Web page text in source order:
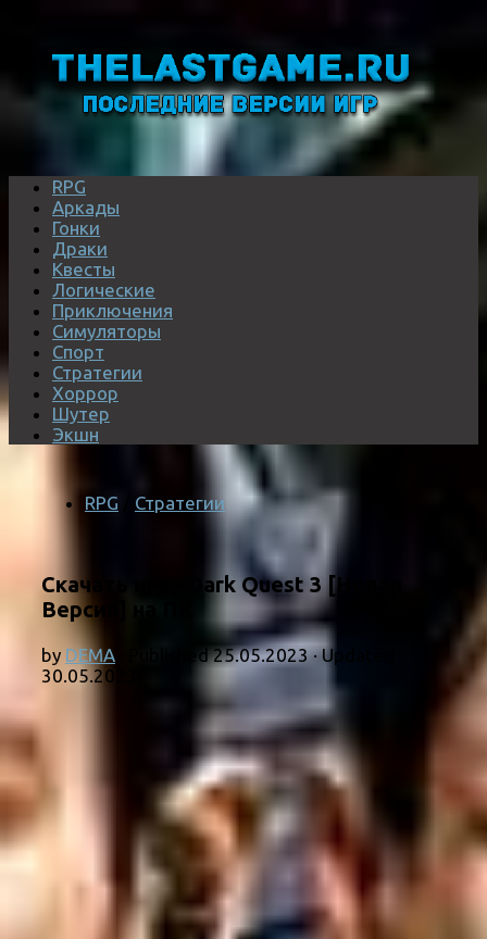
RPG
Аркады
Гонки
Драки
Квесты
Логические
Приключения
Симуляторы
Спорт
Стратегии
Хоррор
Шутер
Экшн
RPG Стратегии
Скачать игру Dark Quest 3 [Новая
Версия] на ПК
by DEMA · Published25.05.2023· Updated
30.05.2023